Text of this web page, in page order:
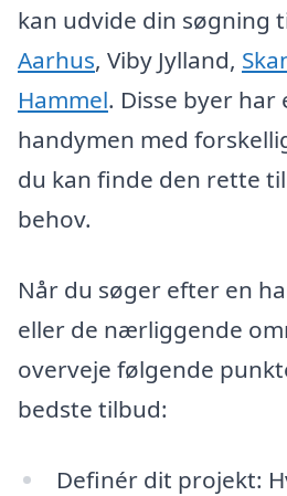
kan udvide din søgning
Aarhus, Viby Jylland,
Hammel. Disse byer
handymen med
du kan finde den rette
behov.
Når du søger efter en
eller de nærliggende
overveje følgende
bedste tilbud:
Definér dit projekt: